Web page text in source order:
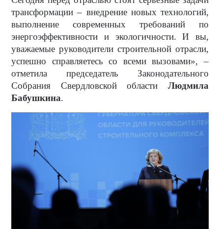
трансформации – внедрение новых технологий,
выполнение современных требований по
энергоэффективности и экологичности. И вы,
уважаемые руководители строительной отрасли,
успешно справляетесь со всеми вызовами», –
отметила председатель Законодательного
Собрания Свердловской области Людмила
Бабушкина.